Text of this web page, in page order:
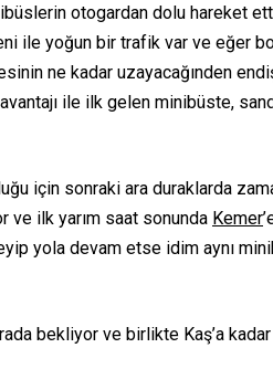
otogardan dolu hareket
ile yoğun bir trafik var ve eğer
ne kadar uzayacağınden
ile ilk gelen minibüste,
için sonraki ara duraklarda
ve ilk yarım saat sonunda Kemer
yola devam etse idim aynı
bekliyor ve birlikte Kaş’a kadar